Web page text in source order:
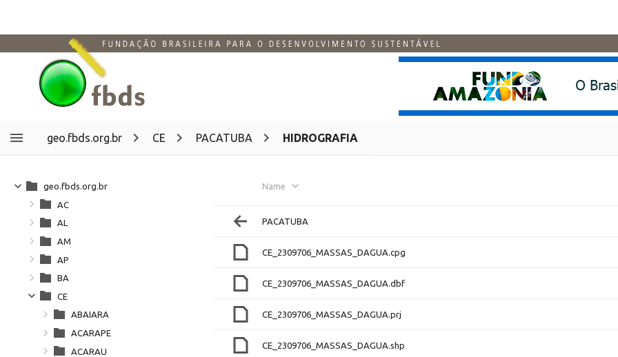
geo.fbds.org.br CE PACATUBA HIDROGRAFIA
Name
PACATUBA
CE_2309706_MASSAS_DAGUA.cpg
CE_2309706_MASSAS_DAGUA.dbf
CE_2309706_MASSAS_DAGUA.prj
CE_2309706_MASSAS_DAGUA.shp
geo.fbds.org.br
AC
AL
AM
AP
BA
CE
ABAIARA
ACARAPE
ACARAU